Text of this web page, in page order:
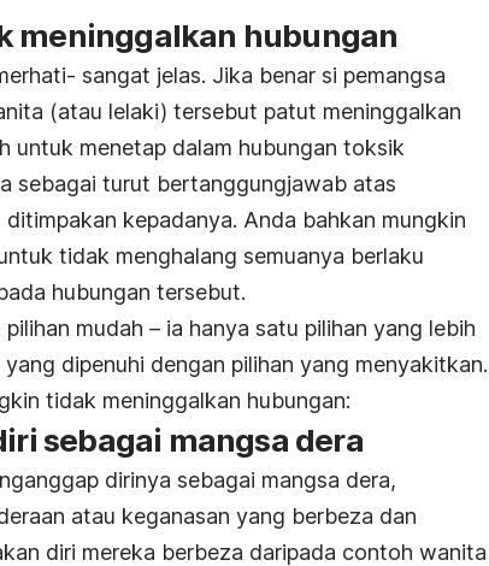
meninggalkan hubungan
sangat jelas. Jika benar si pemangsa
(atau lelaki) tersebut patut meninggalkan
untuk menetap dalam hubungan toksik
sebagai turut bertanggungjawab atas
kepadanya. Anda bahkan mungkin
tidak menghalang semuanya berlaku
hubungan tersebut.
mudah – ia hanya satu pilihan yang lebih
dipenuhi dengan pilihan yang menyakitkan.
tidak meninggalkan hubungan:
sebagai mangsa dera
dirinya sebagai mangsa dera,
atau keganasan yang berbeza dan
diri mereka berbeza daripada contoh wanita